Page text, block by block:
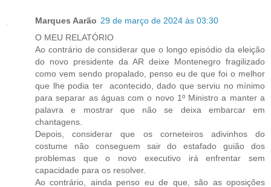
Marques Aarão 29 de março de 2024 às 03:30
O MEU RELATÓRIO
Ao contrário de considerar que o longo episódio da eleição
do novo presidente da AR deixe Montenegro fragilizado
como vem sendo propalado, penso eu de que foi o melhor
que lhe podia ter acontecido, dado que serviu no mínimo
para separar as águas com o novo 1º Ministro a manter a
palavra e mostrar que não se deixa embarcar em
chantagens.
Depois, considerar que os corneteiros adivinhos do
costume não conseguem sair do estafado guião dos
problemas que o novo executivo irá enfrentar sem
capacidade para os resolver.
Ao contrário, ainda penso eu de que, são as oposições